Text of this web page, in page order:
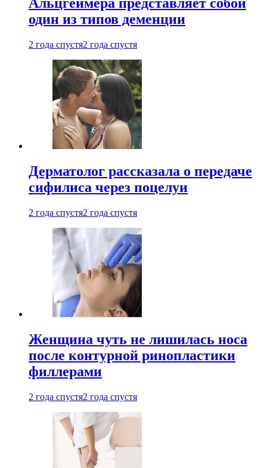
Альцгеймера представляет собой
один из типов деменции
2 года спустя2 года спустя
Дерматолог рассказала о передаче
сифилиса через поцелуи
2 года спустя2 года спустя
Женщина чуть не лишилась носа
после контурной ринопластики
филлерами
2 года спустя2 года спустя